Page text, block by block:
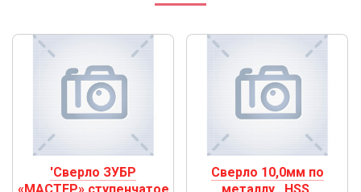
'Сверло ЗУБР
Сверло 10,0мм по